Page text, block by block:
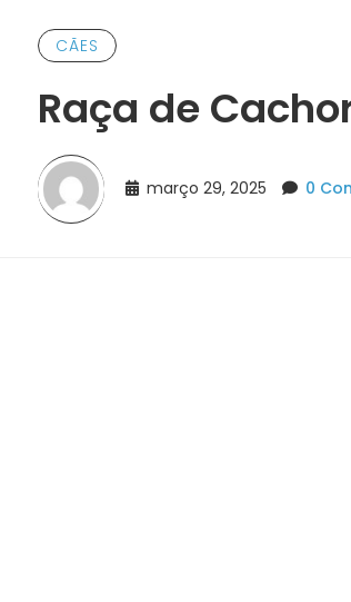
CÃES
Raça de
março 29, 2025 0